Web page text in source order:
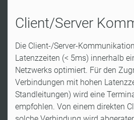
Client/Server
Die Client-/Server-
Latenzzeiten (< 5ms) innerhalb
Netzwerks optimiert. Für den
Verbindungen mit hohen
Standleitungen) wird eine
empfohlen. Von einem direkten